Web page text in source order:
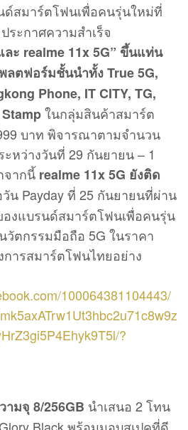
ด์สมาร์ตโฟนเพื่อคนรุ่นใหม่ที่
ระกาศความสำเร็จ
ละ realme 11x 5G” ขึ้นแท่น
ตฟอร์มชั้นนำทั้ง True 5G,
Phone, IT CITY, TG,
ในกลุ่มสินค้าสมาร์ต
บาท พิจารณาตามจำนวน
หว่างวันที่ 29 กันยายน – 1
จากนี้ realme 11x 5G ยังติด
วัน Payday ที่ 25 กันยายนที่ผ่าน
งแบรนด์สมาร์ตโฟนเพื่อคนรุ่น
ตกรรมมือถือ 5G ในราคา
ารสมาร์ตโฟนไทยอย่าง
100064381104443/
?
ามจุ 8/256GB นำเสนอ 2 โทน
Black พร้อมมอบสเปคที่ดี